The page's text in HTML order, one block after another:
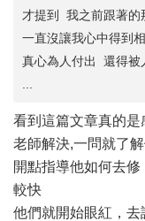
才提到 我之前跟著的
一直沒讓我心中得到
真心為人付出 還得被
看到這篇文章真的
老師解決,一問就了
開點指導他如何去
較快
他們就開始眼紅，